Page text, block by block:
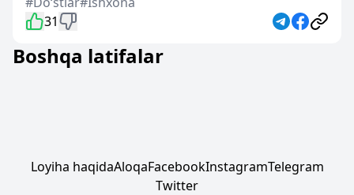
31
Boshqa latifalar
Loyiha haqidaAloqaFacebookInstagramTelegram
Twitter